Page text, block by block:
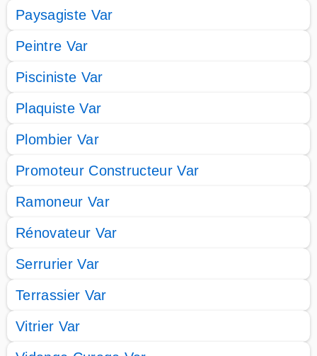
Paysagiste Var
Peintre Var
Pisciniste Var
Plaquiste Var
Plombier Var
Promoteur Constructeur Var
Ramoneur Var
Rénovateur Var
Serrurier Var
Terrassier Var
Vitrier Var